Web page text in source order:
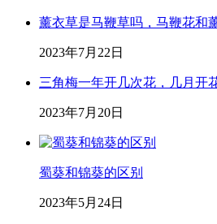
薰衣草是马鞭草吗，马鞭花和
2023年7月22日
三角梅一年开几次花，几月开
2023年7月20日
蜀葵和锦葵的区别
2023年5月24日